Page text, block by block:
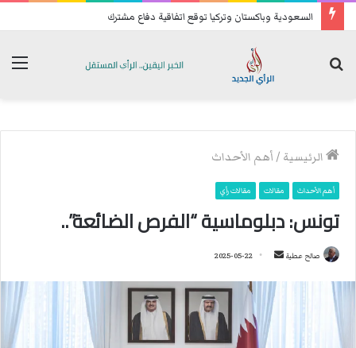
السعودية وباكستان وتركيا توقع اتفاقية دفاع مشترك
الرئيسية /أهم الأحداث
أهم الأحداث مقالات مقالات رأي
تونس: دبلوماسية “الفرص الضائعة”..
صالح عطية
س
ل
2025-05-22